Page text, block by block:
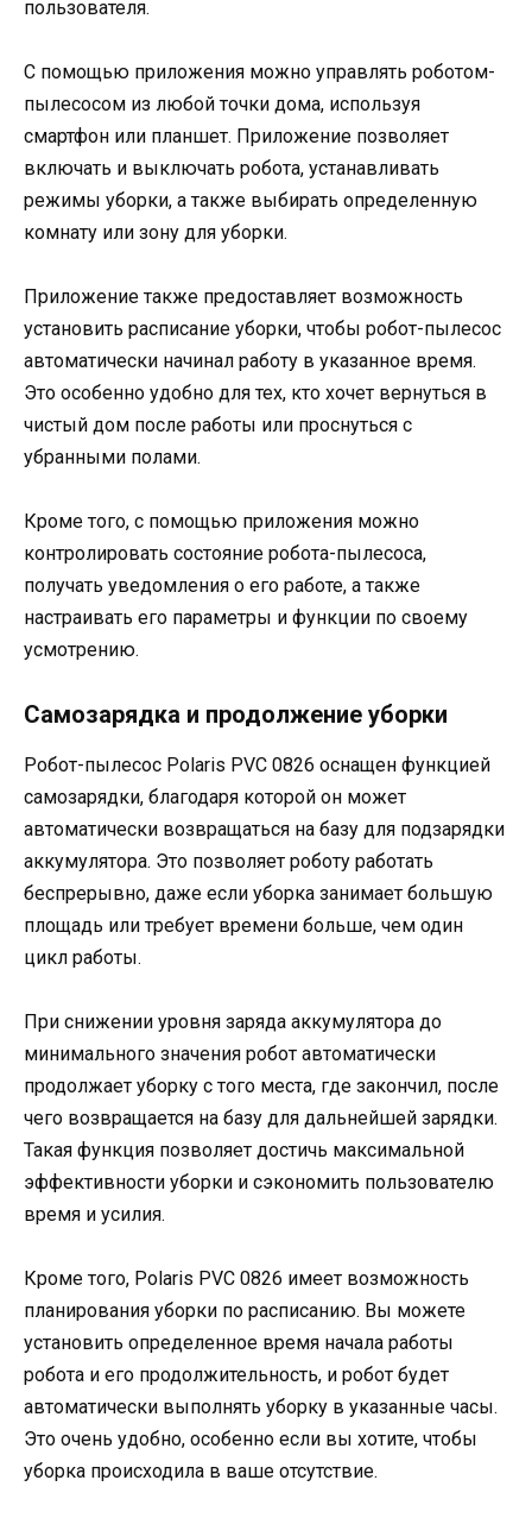
пользователя.
С помощью приложения можно управлять роботом-
пылесосом из любой точки дома, используя
смартфон или планшет. Приложение позволяет
включать и выключать робота, устанавливать
режимы уборки, а также выбирать определенную
комнату или зону для уборки.
Приложение также предоставляет возможность
установить расписание уборки, чтобы робот-пылесос
автоматически начинал работу в указанное время.
Это особенно удобно для тех, кто хочет вернуться в
чистый дом после работы или проснуться с
убранными полами.
Кроме того, с помощью приложения можно
контролировать состояние робота-пылесоса,
получать уведомления о его работе, а также
настраивать его параметры и функции по своему
усмотрению.
Самозарядка и продолжение уборки
Робот-пылесос Polaris PVC 0826 оснащен функцией
самозарядки, благодаря которой он может
автоматически возвращаться на базу для подзарядки
аккумулятора. Это позволяет роботу работать
беспрерывно, даже если уборка занимает большую
площадь или требует времени больше, чем один
цикл работы.
При снижении уровня заряда аккумулятора до
минимального значения робот автоматически
продолжает уборку с того места, где закончил, после
чего возвращается на базу для дальнейшей зарядки.
Такая функция позволяет достичь максимальной
эффективности уборки и сэкономить пользователю
время и усилия.
Кроме того, Polaris PVC 0826 имеет возможность
планирования уборки по расписанию. Вы можете
установить определенное время начала работы
робота и его продолжительность, и робот будет
автоматически выполнять уборку в указанные часы.
Это очень удобно, особенно если вы хотите, чтобы
уборка происходила в ваше отсутствие.